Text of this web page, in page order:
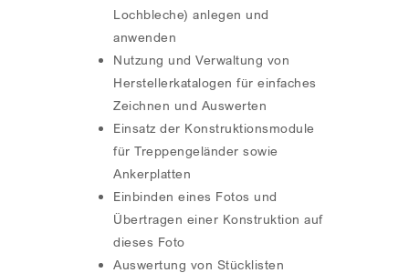
Lochbleche) anlegen und
anwenden
Nutzung und Verwaltung von
Herstellerkatalogen für einfaches
Zeichnen und Auswerten
Einsatz der Konstruktionsmodule
für Treppengeländer sowie
Ankerplatten
Einbinden eines Fotos und
Übertragen einer Konstruktion auf
dieses Foto
Auswertung von Stücklisten